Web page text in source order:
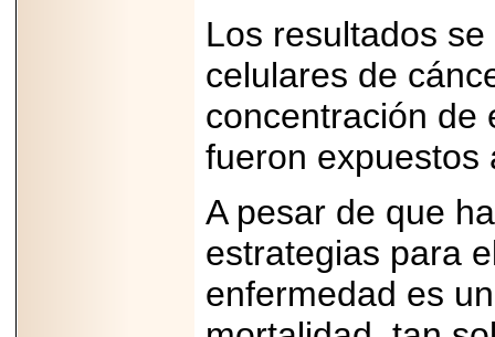
Los resultados
celulares de
concentración de
fueron expuestos
A pesar de que
estrategias para
enfermedad es